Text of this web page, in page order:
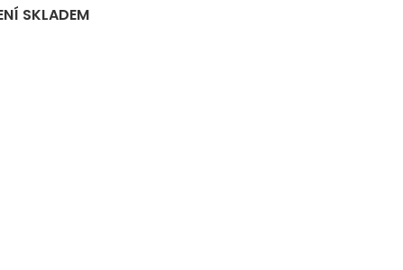
SKLADEM
SKLADEM
SKLADEM